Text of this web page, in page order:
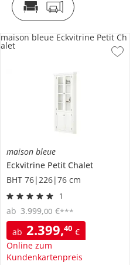
maison bleue
Eckvitrine Petit Chalet
BHT 76|226|76 cm
1
ab 2.399,40 €
Online zum
Kundenkartenpreis
ab 3.999,00 €***
maison bleue Eckvitrine Petit Ch
alet